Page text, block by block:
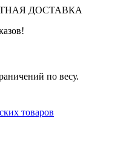
ДОСТАВКА
по весу.